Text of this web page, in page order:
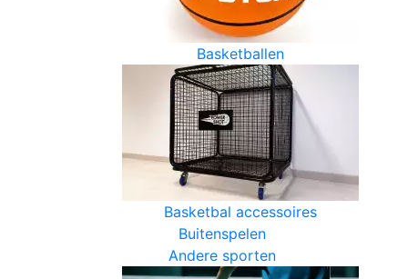
Basketballen
Basketbal accessoires
Buitenspelen
Andere sporten